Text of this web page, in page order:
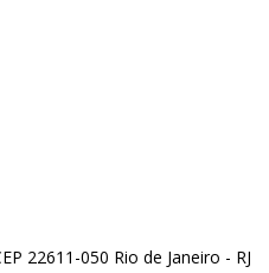
22611-050 Rio de Janeiro - RJ